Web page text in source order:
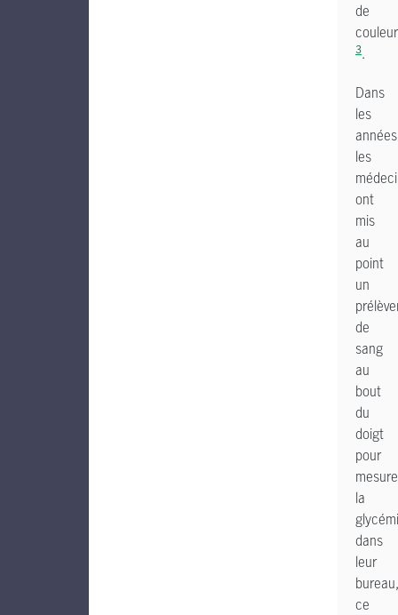
de
couleur
3.
Dans
les
les
ont
mis
au
point
un
de
sang
au
bout
du
doigt
pour
la
dans
leur
bureau,
ce